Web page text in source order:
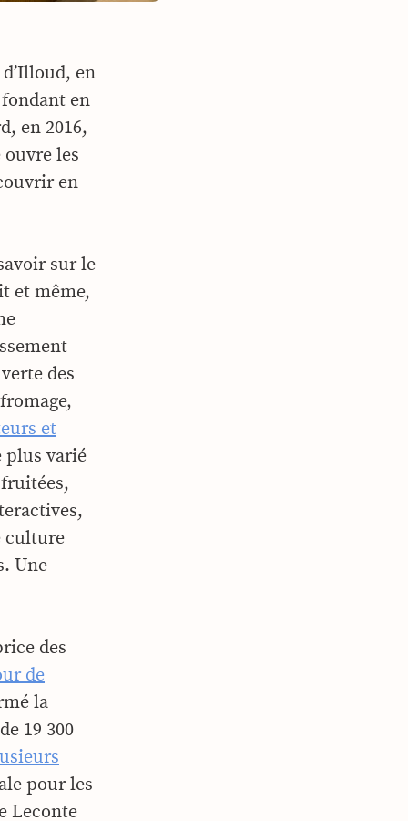
en
en
en 2016,
les
en
sur le
et même,
des
et
plus varié
culture
Une
des
de
la
19 300
pour les
Leconte